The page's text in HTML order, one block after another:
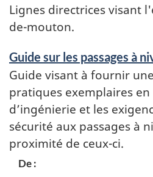
Lignes directrices visant
de-mouton.
Guide sur les passages à
Guide visant à fournir
pratiques exemplaires
d’ingénierie et les
sécurité aux passages à
proximité de ceux-ci.
Contributors
De :